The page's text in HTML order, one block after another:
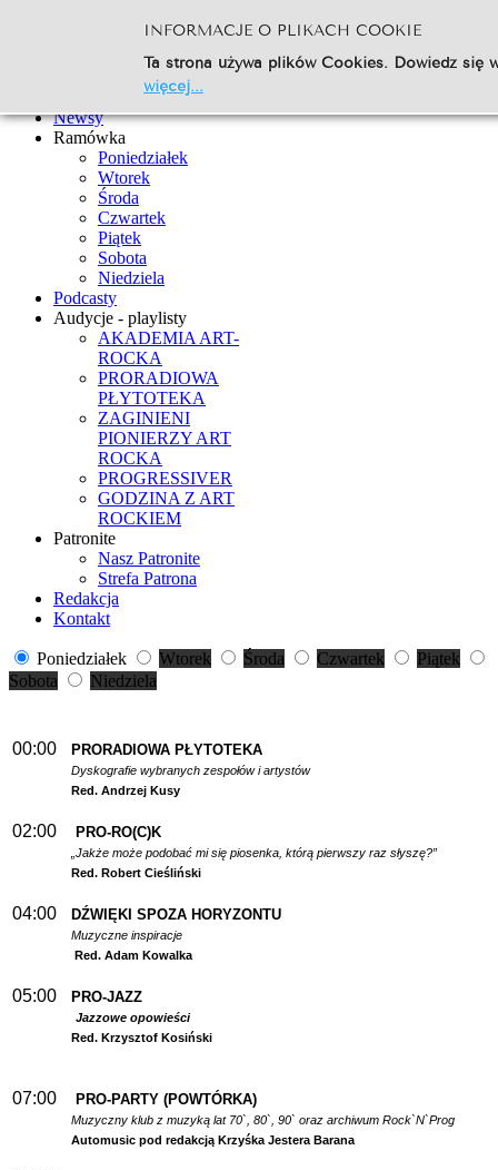
Go
Strona Główna
Newsy
Ramówka
Poniedziałek
Wtorek
Środa
Czwartek
Piątek
Sobota
Niedziela
Podcasty
Audycje - playlisty
AKADEMIA ART-
ROCKA
PRORADIOWA
PŁYTOTEKA
ZAGINIENI
PIONIERZY ART
ROCKA
PROGRESSIVER
GODZINA Z ART
ROCKIEM
Patronite
Nasz Patronite
Strefa Patrona
Redakcja
Kontakt
Poniedziałek Wtorek Środa Czwartek
Piątek
Sobota
Niedziela
00:00 PRORADIOWA PŁYTOTEKA
Dyskografie wybranych zespołów i artystów
Red. Andrzej Kusy
02:00 PRO-RO(C)K
„Jakże może podobać mi się piosenka, którą pierwszy raz słyszę?”
Red. Robert Cieśliński
04:00 DŹWIĘKI SPOZA HORYZONTU
Muzyczne inspiracje
Red. Adam Kowalka
05:00 PRO-JAZZ
Jazzowe opowieści
Red. Krzysztof Kosiński
07:00 PRO-PARTY (POWTÓRKA)
Muzyczny klub z muzyką lat 70`, 80`, 90` oraz archiwum Rock`N`Prog
Automusic pod redakcją Krzyśka Jestera Barana
INFORMACJE O PLIKACH COOKIE
Ta strona używa plików Cookies. Dowiedz
więcej...